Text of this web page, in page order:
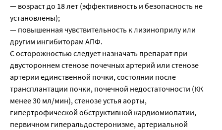
— возраст до 18 лет (эффективность и безопасность не
установлены);
— повышенная чувствительность к лизиноприлу или
другим ингибиторам АПФ.
С осторожностью следует назначать препарат при
двустороннем стенозе почечных артерий или стенозе
артерии единственной почки, состоянии после
трансплантации почки, почечной недостаточности (КК
менее 30 мл/мин), стенозе устья аорты,
гипертрофической обструктивной кардиомиопатии,
первичном гиперальдостеронизме, артериальной